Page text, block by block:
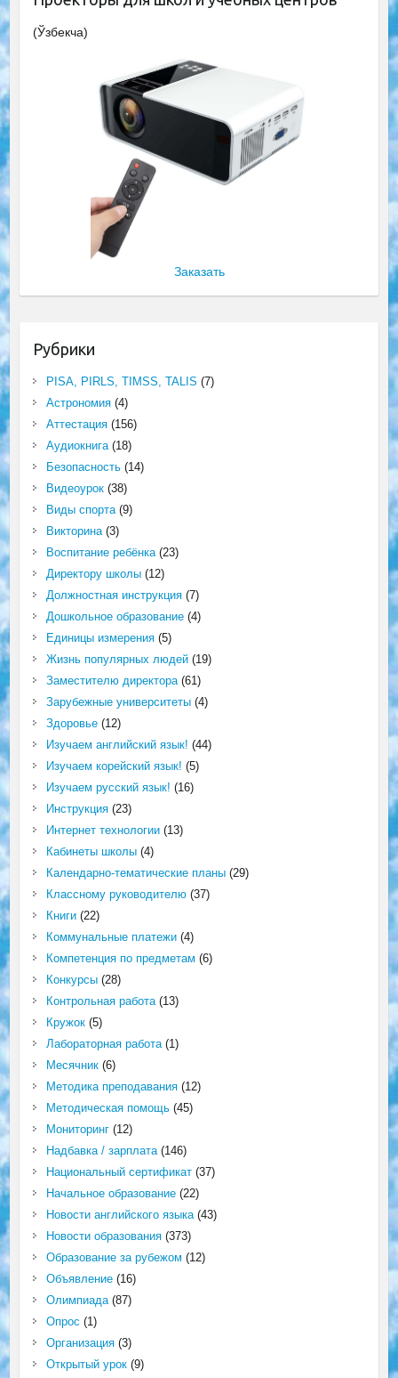
(Ўзбекча)
Заказать
Рубрики
PISA, PIRLS, TIMSS, TALIS (7)
Астрономия(4)
Аттестация(156)
Аудиокнига(18)
Безопасность(14)
Видеоурок(38)
Виды спорта(9)
Викторина(3)
Воспитание ребёнка(23)
Директору школы(12)
Должностная инструкция(7)
Дошкольное образование(4)
Единицы измерения(5)
Жизнь популярных людей(19)
Заместителю директора(61)
Зарубежные университеты(4)
Здоровье(12)
Изучаем английский язык! (44)
Изучаем корейский язык! (5)
Изучаем русский язык! (16)
Инструкция(23)
Интернет технологии(13)
Кабинеты школы(4)
Календарно-тематические планы(29)
Классному руководителю(37)
Книги(22)
Коммунальные платежи(4)
Компетенция по предметам (6)
Конкурсы(28)
Контрольная работа(13)
Кружок(5)
Лабораторная работа(1)
Месячник(6)
Методика преподавания(12)
Методическая помощь(45)
Мониторинг(12)
Надбавка / зарплата(146)
Национальный сертификат(37)
Начальное образование(22)
Новости английского языка(43)
Новости образования(373)
Образование за рубежом (12)
Объявление(16)
Олимпиада(87)
Опрос (1)
Организация(3)
Открытый урок(9)